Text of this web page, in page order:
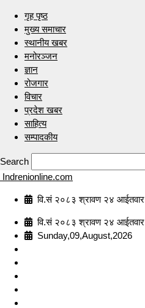
गृह पृष्ठ
मुख्य समाचार
स्थानीय खबर
मनोरञ्जन
ज्ञान
रोजगार
विचार
प्रदेश खबर
साहित्य
सम्पादकीय
Search
Indrenionline.com
वि.सं २०८३ श्रावण २४ आईतवार
वि.सं २०८३ श्रावण २४ आईतवार
Sunday,09,August,2026